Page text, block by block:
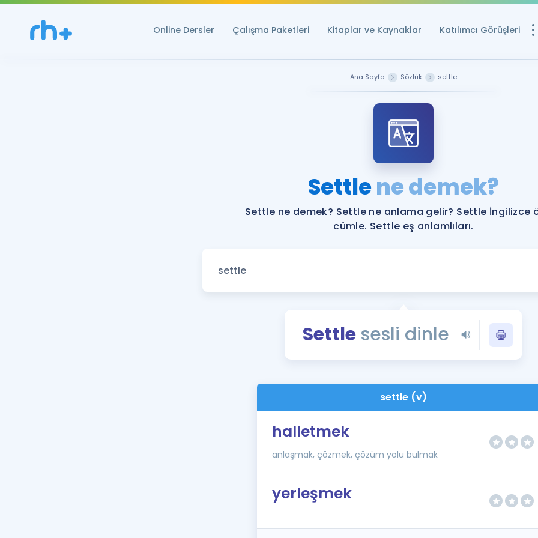
Online Dersler Çalışma Paketleri Kitaplar ve Kaynaklar Katılımcı Görüşleri
YDS ve YÖKDİL
Rehberlik Aracı
YDS ve YÖKDİL'e
Tüm ÖSYM
YDS - YÖKDİL
İngilizce Gramer
Ana Sayfa Sözlük settle
Settlene demek?
Settle ne demek? Settle ne anlama gelir? Settle İngilizce
cümle. Settle eş anlamlıları.
Settle sesli dinle
settle (v)
halletmek
anlaşmak, çözmek, çözüm yolu bulmak
yerleşmek